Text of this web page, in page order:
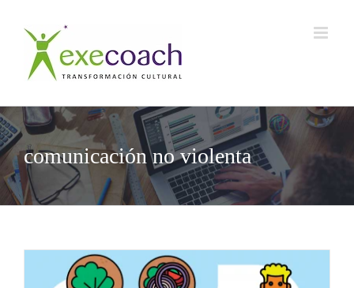
contenido
comunicación no violenta